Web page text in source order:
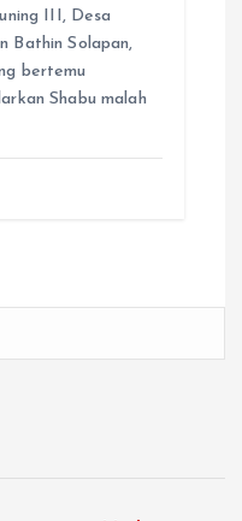
III, Desa
Bathin Solapan,
bertemu
Shabu malah